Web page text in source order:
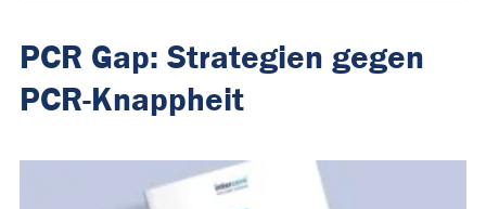
PCR Gap: Strategien gegen
PCR-Knappheit